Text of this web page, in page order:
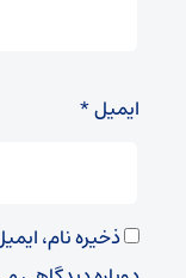
ایمیل*
ذخیره نام،